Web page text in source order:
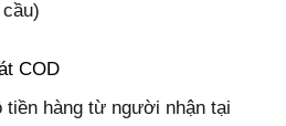
COD
tiền hàng từ người nhận tại